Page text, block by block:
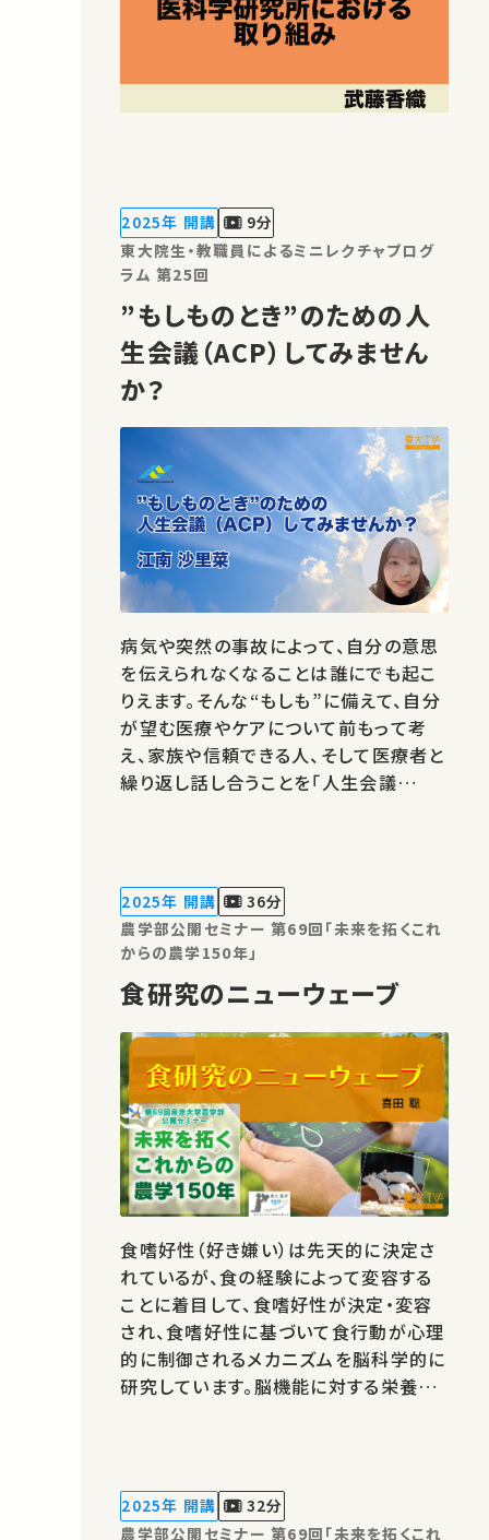
2025年 開講
9分
東大院生・教職員によるミニレクチャプログ
ラム 第25回
”もしものとき”のための人
生会議（ACP）してみません
か？
病気や突然の事故によって、自分の意思
を伝えられなくなることは誰にでも起こ
りえます。そんな“もしも”に備えて、自分
が望む医療やケアについて前もって考
え、家族や信頼できる人、そして医療者と
繰り返し話し合うことを「人生会議
生の最期を自分らしく迎えるために、今
できる準備について一緒に考えていきま
す。
2025年 開講
36分
農学部公開セミナー 第69回「未来を拓くこれ
からの農学150年」
食研究のニューウェーブ
食嗜好性（好き嫌い）は先天的に決定さ
れているが、食の経験によって変容する
ことに着目して、食嗜好性が決定・変容
され、食嗜好性に基づいて食行動が心理
的に制御されるメカニズムを脳科学的に
研究しています。脳機能に対する栄養素
農学部
2025年 開講
32分
農学部公開セミナー 第69回「未来を拓くこれ